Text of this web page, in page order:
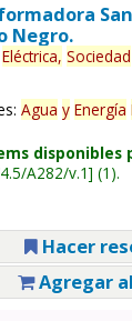
Negro.
Eléctrica, Sociedad
Agua y Energía
disponibles
A282/v.1 (1).
Hacer
Agregar